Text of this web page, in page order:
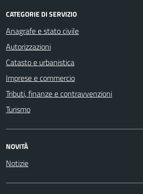
CATEGORIE DI SERVIZIO
Anagrafe e stato civile
Autorizzazioni
Catasto e urbanistica
Imprese e commercio
Tributi, finanze e contravvenzioni
Turismo
NOVITÀ
Notizie